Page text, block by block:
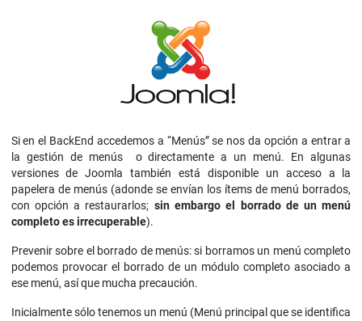
Si en el BackEnd accedemos a “Menús” se nos da opción a entrar a
la gestión de menús o directamente a un menú. En algunas
versiones de Joomla también está disponible un acceso a la
papelera de menús (adonde se envían los ítems de menú borrados,
con opción a restaurarlos; sin embargo el borrado de un menú
completo es irrecuperable).
Prevenir sobre el borrado de menús: si borramos un menú completo
podemos provocar el borrado de un módulo completo asociado a
ese menú, así que mucha precaución.
Inicialmente sólo tenemos un menú (Menú principal que se identifica